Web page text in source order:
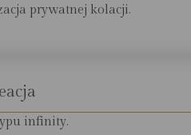
prywatnej kolacji.
infinity.